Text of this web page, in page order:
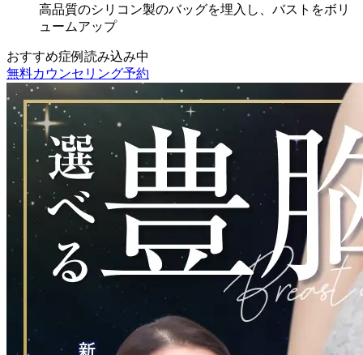
高品質のシリコン製のバッグを埋入し、バストをボリ
ュームアップ
おすすめ症例読み込み中
無料カウンセリング予約